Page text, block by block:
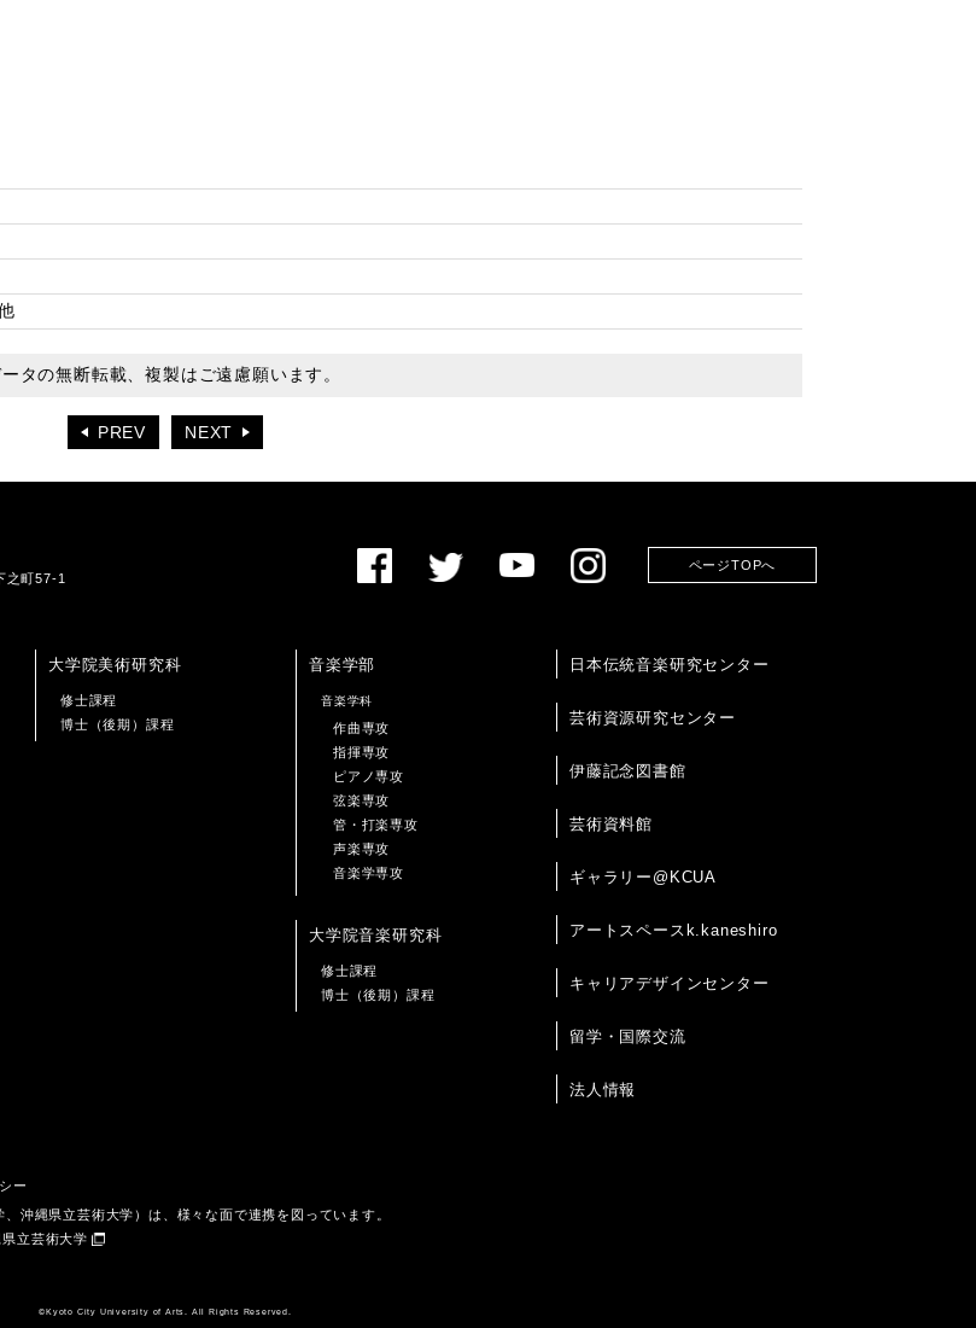
タの無断転載、複製はご遠慮願います。
PREV NEXT
町57-1
ページTOPへ
大学院美術研究科
修士課程
博士（後期）課程
音楽学部
音楽学科
作曲専攻
指揮専攻
ピアノ専攻
弦楽専攻
管・打楽専攻
声楽専攻
音楽学専攻
大学院音楽研究科
修士課程
博士（後期）課程
日本伝統音楽研究センター
芸術資源研究センター
伊藤記念図書館
芸術資料館
ギャラリー@KCUA
アートスペースk.kaneshiro
キャリアデザインセンター
留学・国際交流
法人情報
ー
沖縄県立芸術大学）は、様々な面で連携を図っています。
県立芸術大学
©️Kyoto City University of Arts. All Rights Reserved.